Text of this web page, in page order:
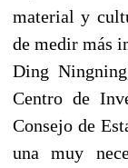
material y
de medir más
Ding
Centro de
Consejo de
una muy